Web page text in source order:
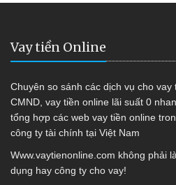
Vay tiền Online
Chuyên so sánh các dịch vụ cho
CMND, vay tiền online lãi suất 0
tổng hợp các web vay tiền online
công ty tài chính tại Việt Nam
Www.vaytienonline.com không phải
dụng hay công ty cho vay!